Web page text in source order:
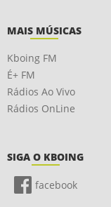
MAIS MÚSICAS
Kboing FM
É+ FM
Rádios Ao Vivo
Rádios OnLine
SIGA O KBOING
facebook